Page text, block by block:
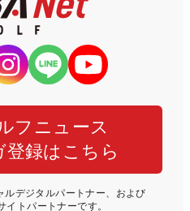
フニュース
登録はこちら
ルデジタルパートナー、および
イトパートナーです。